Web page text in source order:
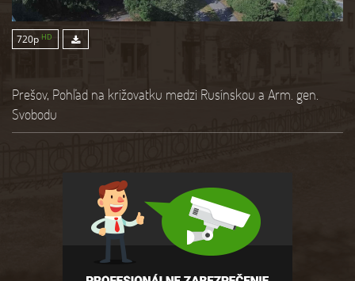
720p HD
Prešov, Pohľad na križovatku medzi Rusínskou a Arm. gen.
Svobodu